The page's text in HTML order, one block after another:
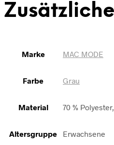
Marke MAC MODE
Farbe Grau
Material 70 %
Altersgruppe Erwachsene